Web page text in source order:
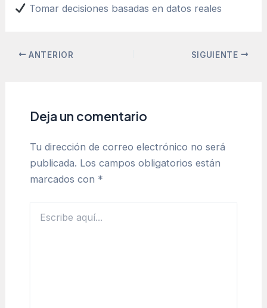
Tomar decisiones basadas en datos reales
ANTERIOR SIGUIENTE
Deja un comentario
Tu dirección de correo electrónico no será
publicada. Los campos obligatorios están
marcados con *
aquí...